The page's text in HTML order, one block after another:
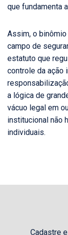
que fundamenta
Assim, o
campo de
estatuto que
controle da ação
a lógica de
vácuo legal em
institucional não
individuais.
Cadastre